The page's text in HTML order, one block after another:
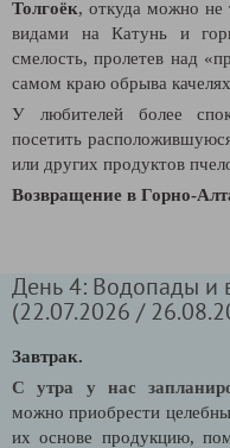
Толгоёк, откуда можно не
видами на Катунь и
смелость, пролетев над
самом краю обрыва
У любителей более
посетить
или других продуктов
Возвращение в Горно-
День 4: Водопады и
(22.07.2026 /
Завтрак.
С утра у нас
можно приобрести
их основе продукцию,